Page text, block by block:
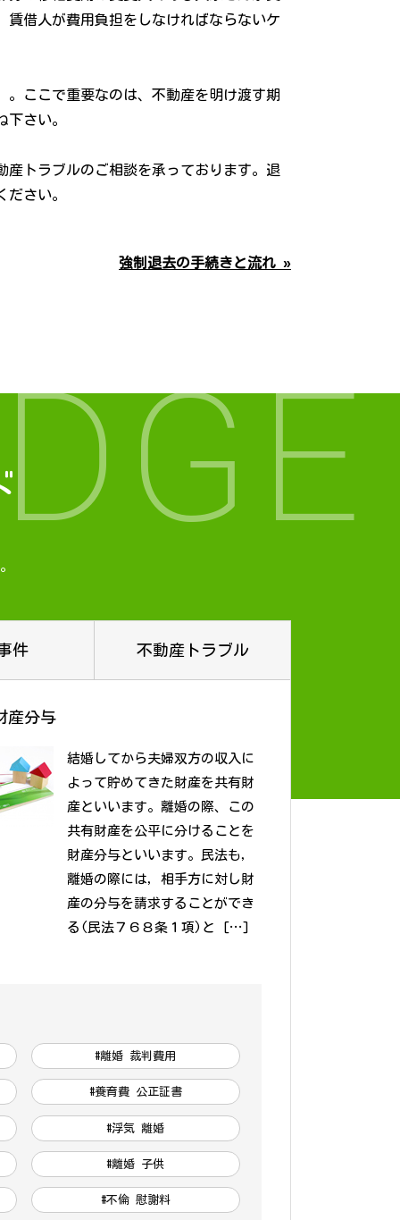
借人が費用負担をしなければならないケ
ここで重要なのは、不動産を明け渡す期
さい。
産トラブルのご相談を承っております。退
さい。
強制退去の手続きと流れ »
件 不動産トラブル
産分与
結婚してから夫婦双方の収入に
よって貯めてきた財産を共有財
産といいます。離婚の際、この
共有財産を公平に分けることを
財産分与といいます。民法も，
離婚の際には，相手方に対し財
産の分与を請求することができ
る(民法７６８条１項)と […]
#離婚 裁判費用
#養育費 公正証書
#浮気 離婚
#離婚 子供
#不倫 慰謝料